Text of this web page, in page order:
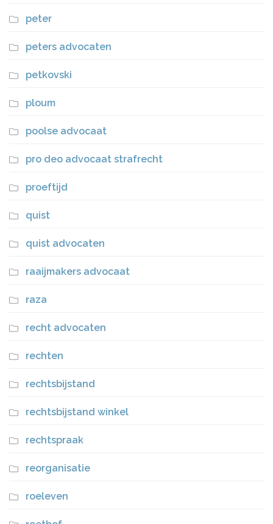
peter
peters advocaten
petkovski
ploum
poolse advocaat
pro deo advocaat strafrecht
proeftijd
quist
quist advocaten
raaijmakers advocaat
raza
recht advocaten
rechten
rechtsbijstand
rechtsbijstand winkel
rechtspraak
reorganisatie
roeleven